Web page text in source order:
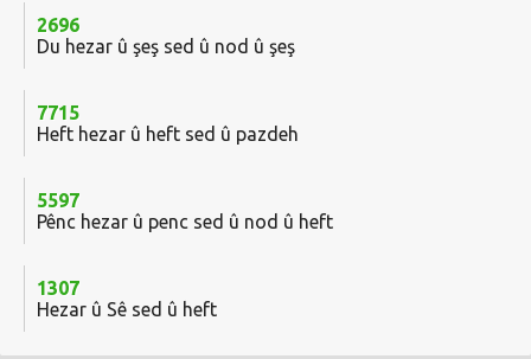
2696
Du hezar û şeş sed û nod û şeş
7715
Heft hezar û heft sed û pazdeh
5597
Pênc hezar û penc sed û nod û heft
1307
Hezar û Sê sed û heft